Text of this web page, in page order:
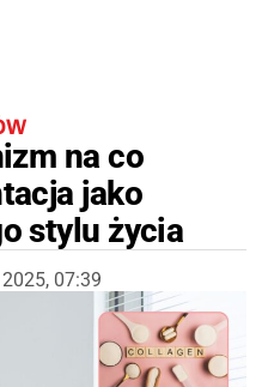
na co
jako
stylu życia
07:39